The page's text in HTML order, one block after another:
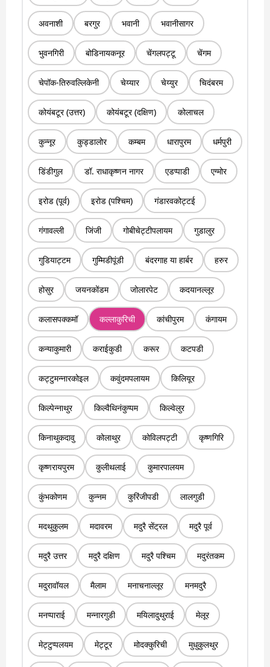
अवनाशी बरगुर भवानी भवानीसागर
भुवनगिरी बोडिनायकनूर चेंगलपट्टू चेंगम
चेपॉक-तिरुवल्लिकेनी चेय्यार चेय्युर चिदंबरम
कोयंबटूर (उत्तर) कोयंबटूर (दक्षिण) कोलाचल
कुन्नूर कुड्डालोर कम्बम धारापुरम धर्मपुरी
डिंडीगुल डॉ. राधाकृष्णन नागर एडप्पाडी एग्मोर
इरोड (पूर्व) इरोड (पश्चिम) गंडारवकोट्टई
गंगावल्ली जिंजी गोबीचेट्टीपलायम गुडालुर
गुडियाट्टम गुम्मिडीपूंडी बंदरगाह या हार्बर हरुर
होसुर जयनकोंडम जोलारपेट कदयानल्लूर
कलासपक्कमॉ कल्लाकुरिची कांचीपुरम कंगायम
कन्याकुमारी कराईकुडी करूर कटपडी
कट्टुमन्नारकोइल कवुंदमपलायम किलियूर
किल्पेन्नाथुर किल्वैथिनंकुप्पम किल्वेलुर
किनाथुकदावु कोलाथुर कोविलपट्टी कृष्णगिरि
कृष्णरायपुरम कुलीथलाई कुमारपालयम
कुंभकोणम कुन्नम कुरिंजीपडी लालगुडी
मदथुकुलम मदावरम मदुरै सेंट्रल मदुरै पूर्व
मदुरै उत्तर मदुरै दक्षिण मदुरै पश्चिम मदुरंतकम
मदुरावॉयल मैलाम मनाचनाल्लूर मनमदुरै
मनप्पाराई मन्नारगुडी मयिलादुथुराई मेलूर
मेट्टुप्पलयम मेट्टूर मोदक्कुरिची मुधुकुलथुर